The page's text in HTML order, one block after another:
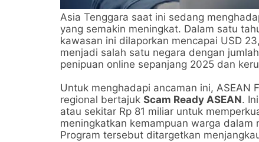
Asia Tenggara saat ini sedang
yang semakin meningkat. Dalam satu
kawasan ini dilaporkan mencapai USD
menjadi salah satu negara dengan
penipuan online sepanjang 2025 dan
Untuk menghadapi ancaman ini, ASEAN
regional bertajuk Scam Ready ASEAN.
atau sekitar Rp 81 miliar untuk
meningkatkan kemampuan warga
Program tersebut ditargetkan